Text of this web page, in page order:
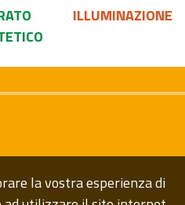
la vostra esperienza di
ILLUMINAZIONE